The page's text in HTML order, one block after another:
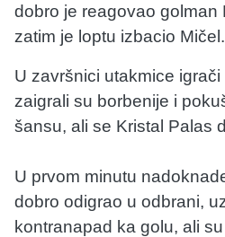
dobro je reagovao golman
zatim je loptu izbacio Mičel.
U završnici utakmice
zaigrali su borbenije i
šansu, ali se Kristal Palas
U prvom minutu
dobro odigrao u odbrani,
kontranapad ka golu, ali